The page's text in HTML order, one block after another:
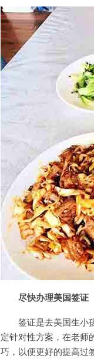
尽快办理美国签证
签证是去美国生小孩
定针对性方案，在老师
巧，以便更好的提高过